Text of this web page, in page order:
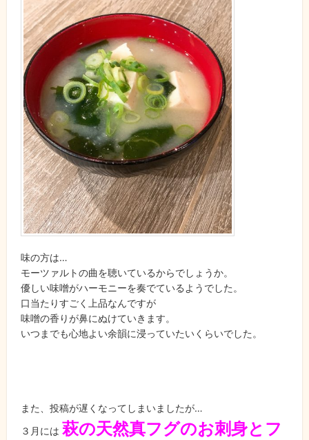
味の方は…
モーツァルトの曲を聴いているからでしょうか。
優しい味噌がハーモニーを奏でているようでした。
口当たりすごく上品なんですが
味噌の香りが鼻にぬけていきます。
いつまでも心地よい余韻に浸っていたいくらいでした。
また、投稿が遅くなってしまいましたが…
３月には 萩の天然真フグのお刺身とフ